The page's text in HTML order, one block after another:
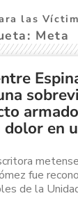
las
Meta
en
fue
de la